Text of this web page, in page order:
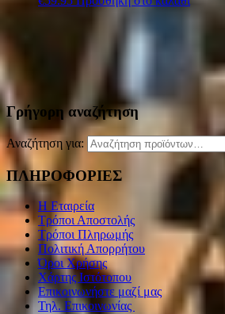
Γρήγορη αναζήτηση
Αναζήτηση για:
ΠΛΗΡΟΦΟΡΙΕΣ
Η Εταιρεία
Τρόποι Αποστολής
Τρόποι Πληρωμής
Πολιτική Απορρήτου
Όροι Χρήσης
Χάρτης Ιστότοπου
Επικοινωνήστε μαζί μας
Τηλ. Επικοινωνίας